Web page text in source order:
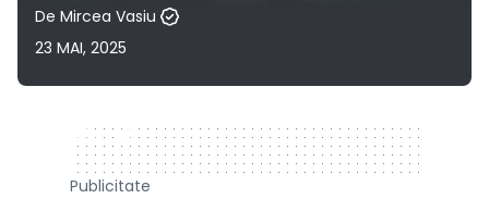
De Mircea Vasiu
23 MAI, 2025
320 x 50
Publicitate